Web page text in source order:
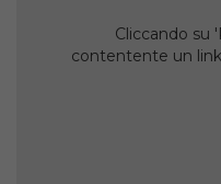
Cliccando su
contentente un